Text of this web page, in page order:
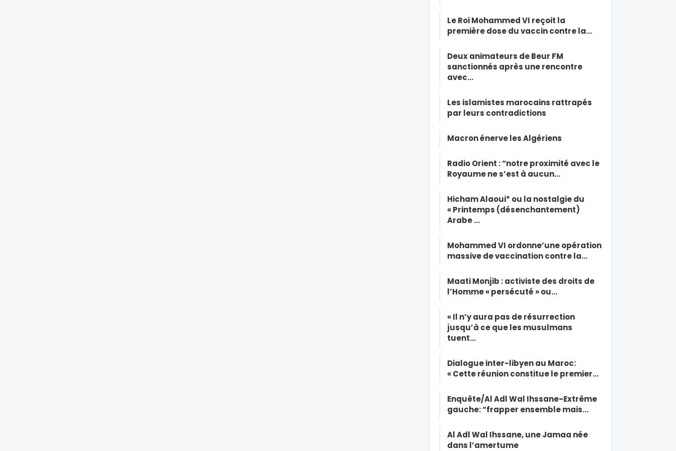
Le Roi Mohammed VI reçoit la
première dose du vaccin contre la…
Deux animateurs de Beur FM
sanctionnés après une rencontre
avec…
Les islamistes marocains rattrapés
par leurs contradictions
Macron énerve les Algériens
Radio Orient : “notre proximité avec le
Royaume ne s’est à aucun…
Hicham Alaoui* ou la nostalgie du
« Printemps (désenchantement)
Arabe …
Mohammed VI ordonne’une opération
massive de vaccination contre la…
Maati Monjib : activiste des droits de
l’Homme « persécuté » ou…
« Il n’y aura pas de résurrection
jusqu’à ce que les musulmans
tuent…
Dialogue inter-libyen au Maroc:
« Cette réunion constitue le premier…
Enquête/Al Adl Wal Ihssane-Extrême
gauche: “frapper ensemble mais…
Al Adl Wal Ihssane, une Jamaa née
dans l’amertume